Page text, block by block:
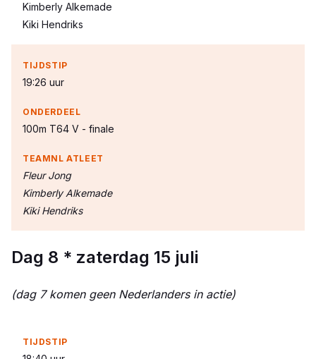
Kimberly Alkemade
Kiki Hendriks
19:26 uur
100m T64 V - finale
Fleur Jong
Kimberly Alkemade
Kiki Hendriks
Dag 8 * zaterdag 15 juli
(dag 7 komen geen Nederlanders in actie)